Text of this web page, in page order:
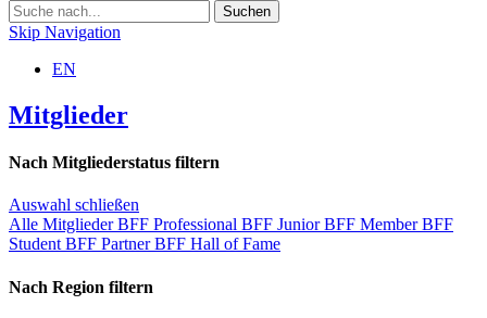
Skip Navigation
EN
Mitglieder
Nach Mitgliederstatus filtern
Auswahl schließen
Alle MitgliederBFF Professional BFF JuniorBFF MemberBFF
Student BFF PartnerBFF Hall of Fame
Nach Region filtern